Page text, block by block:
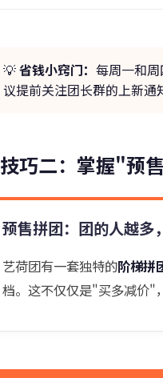
💡省钱小窍门： 每周一和
议提前关注团长群的上新通
技巧二：掌握"预
预售拼团：团的人越多
艺荷团有一套独特的阶梯拼
档。这不仅仅是"买多减价"